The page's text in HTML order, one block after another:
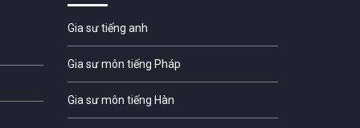
Gia sư tiếng anh
Gia sư môn tiếng Pháp
Gia sư môn tiếng Hàn